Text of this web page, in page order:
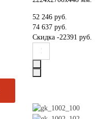
52 246 руб.
74 637 руб.
Скидка -22391 руб.